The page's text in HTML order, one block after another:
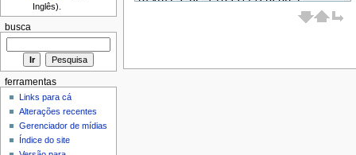
Inglês).
busca
ferramentas
Links para cá
Alterações recentes
Gerenciador de mídias
Índice do site